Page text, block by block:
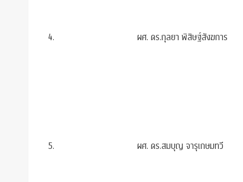
4. ผศ. ดร.กุลยา พิสิษฐ์สังฆการ
5. ผศ. ดร.สมบุญ จารุเกษมทวี